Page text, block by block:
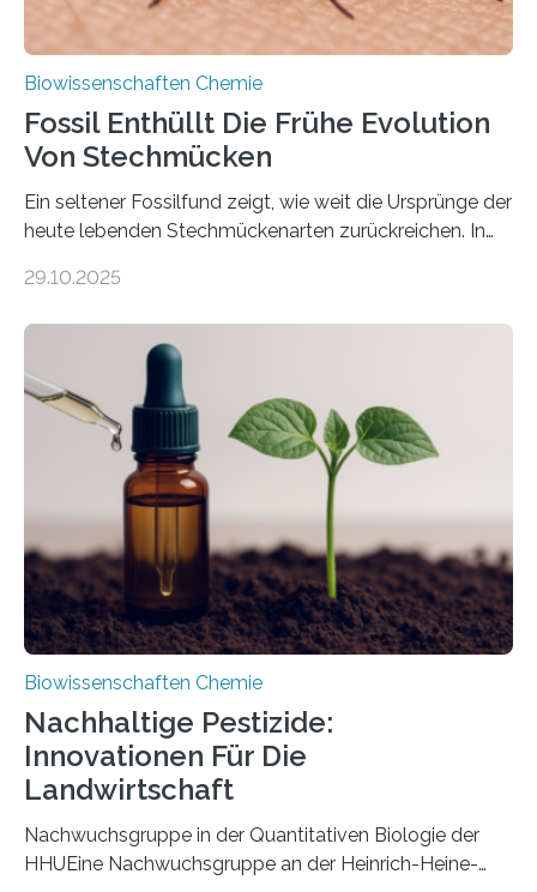
Biowissenschaften Chemie
Fossil Enthüllt Die Frühe Evolution
Von Stechmücken
Ein seltener Fossilfund zeigt, wie weit die Ursprünge der
heute lebenden Stechmückenarten zurückreichen. In
Forschende die bisher älteste bekannte Stechmücken-
Region Kachin in Myanmar und hat sich in
ausgezeichnetem Zustand erhalten. Es konnte als neue
Art einer neuen Gattung beschrieben werden und trägt
nun den Namen Cretosabethes primaevus. Dieser erste
fossile Nachweis einer Stechmückenlarve in Bernstein
stellt gleichzeitig den ersten Fossilfund einer
Mückenlarve aus dem Mesozoikum dar, denn…
29.10.2025
Biowissenschaften Chemie
Nachhaltige Pestizide:
Innovationen Für Die
Landwirtschaft
Nachwuchsgruppe in der Quantitativen Biologie der
HHUEine Nachwuchsgruppe an der Heinrich-Heine-